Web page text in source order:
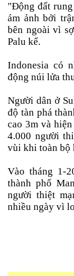
"Động đất
ám ảnh bởi
bên ngoài vì
Palu kể.
Indonesia có
động núi lửa
Người dân ở
độ tàn phá
cao 3m và
4.000 người
vùi khi toàn bộ
Vào tháng 1-
thành phố
người thiệt
nhiều ngày vì